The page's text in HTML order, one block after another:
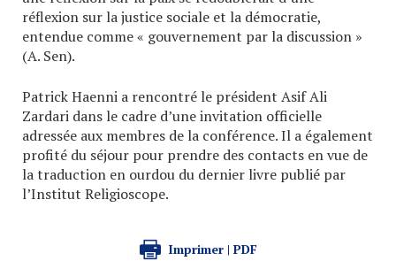
réflexion sur la justice sociale et la démocratie,
entendue comme « gouvernement par la discussion »
(A. Sen).
Patrick Haenni a rencontré le président Asif Ali
Zardari dans le cadre d’une invitation officielle
adressée aux membres de la conférence. Il a également
profité du séjour pour prendre des contacts en vue de
la traduction en ourdou du dernier livre publié par
l’Institut Religioscope.
Imprimer | PDF